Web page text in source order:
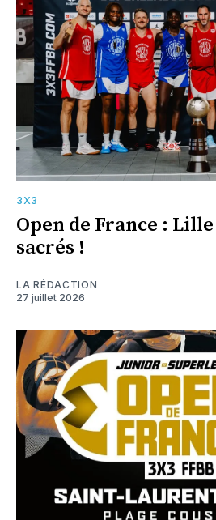
3X3
Open de France :
sacrés !
LA RÉDACTION
27 juillet 2026